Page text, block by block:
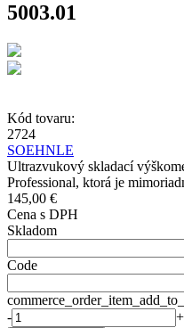
5003.01
Kód tovaru:
2724
SOEHNLE
Ultrazvukový skladací
Professional, ktorá je
145,00 €
Cena s DPH
Skladom
Code
-
+